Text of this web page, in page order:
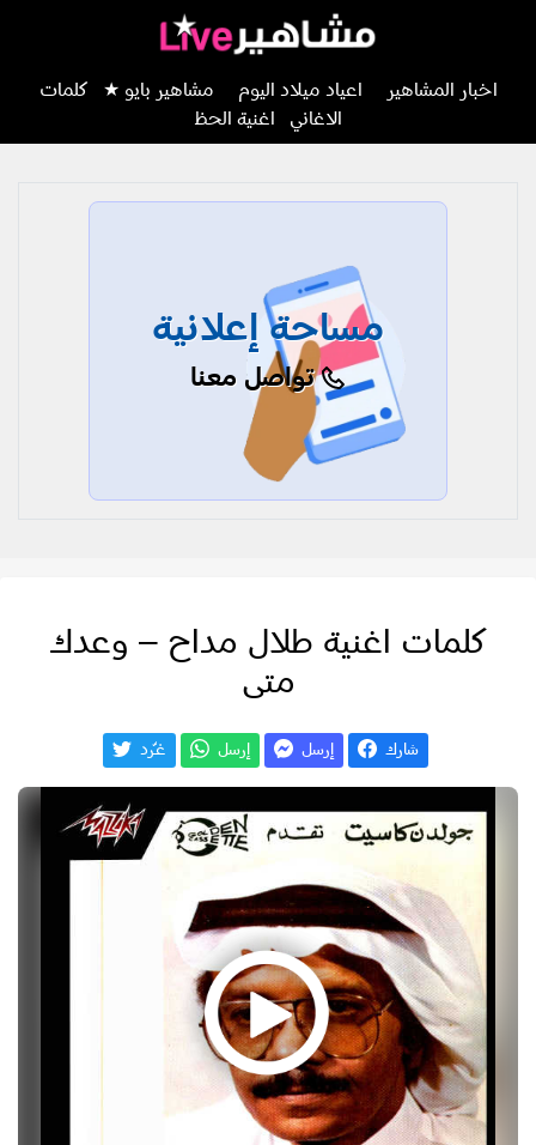
اخبار المشاهير اعياد ميلاد اليوم مشاهير بايو ★
كلمات
الاغاني
اغنية الحظ
مساحة إعلانية
تواصل معنا
كلمات اغنية طلال مداح – وعدك
متى
شارك إرسل إرسل غـّرد